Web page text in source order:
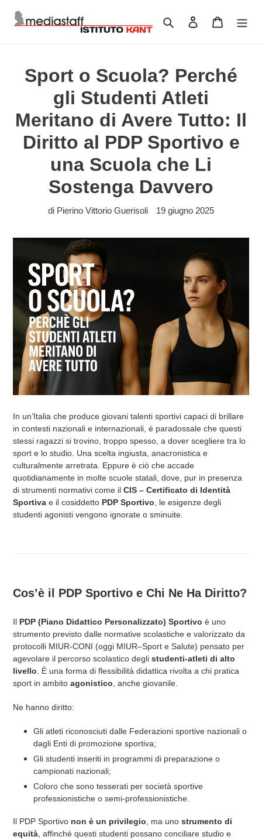
direttamente
Cerca Accedi Carrello
Sport o Scuola? Perché
gli Studenti Atleti
Meritano di Avere Tutto: Il
Diritto al PDP Sportivo e
una Scuola che Li
Sostenga Davvero
di Pierino Vittorio Guerisoli 19 giugno 2025
In un’Italia che produce giovani talenti sportivi capaci di brillare
in contesti nazionali e internazionali, è paradossale che questi
stessi ragazzi si trovino, troppo spesso, a dover scegliere tra lo
sport e lo studio. Una scelta ingiusta, anacronistica e
culturalmente arretrata. Eppure è ciò che accade
quotidianamente in molte scuole statali, dove, pur in presenza
di strumenti normativi come il CIS – Certificato di Identità
Sportiva e il cosiddetto PDP Sportivo , le esigenze degli
studenti agonisti vengono ignorate o sminuite.
Cos’è il PDP Sportivo e Chi Ne Ha Diritto?
Il PDP (Piano Didattico Personalizzato) Sportivo è uno
strumento previsto dalle normative scolastiche e valorizzato da
protocolli MIUR-CONI (oggi MIUR–Sport e Salute) pensato per
agevolare il percorso scolastico degli studenti-atleti di alto
livello. È una forma di flessibilità didattica rivolta a chi pratica
sport in ambito agonistico, anche giovanile.
Ne hanno diritto:
Gli atleti riconosciuti dalle Federazioni sportive nazionali o
dagli Enti di promozione sportiva;
Gli studenti inseriti in programmi di preparazione o
campionati nazionali;
Coloro che sono tesserati per società sportive
professionistiche o semi-professionistiche.
Il PDP Sportivo non è un privilegio , ma uno strumento di
equità , affinché questi studenti possano conciliare studio e